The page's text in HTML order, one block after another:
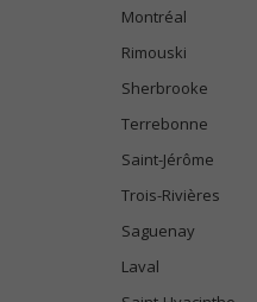
Montréal
Rimouski
Sherbrooke
Terrebonne
Saint-Jérôme
Trois-Rivières
Saguenay
Laval